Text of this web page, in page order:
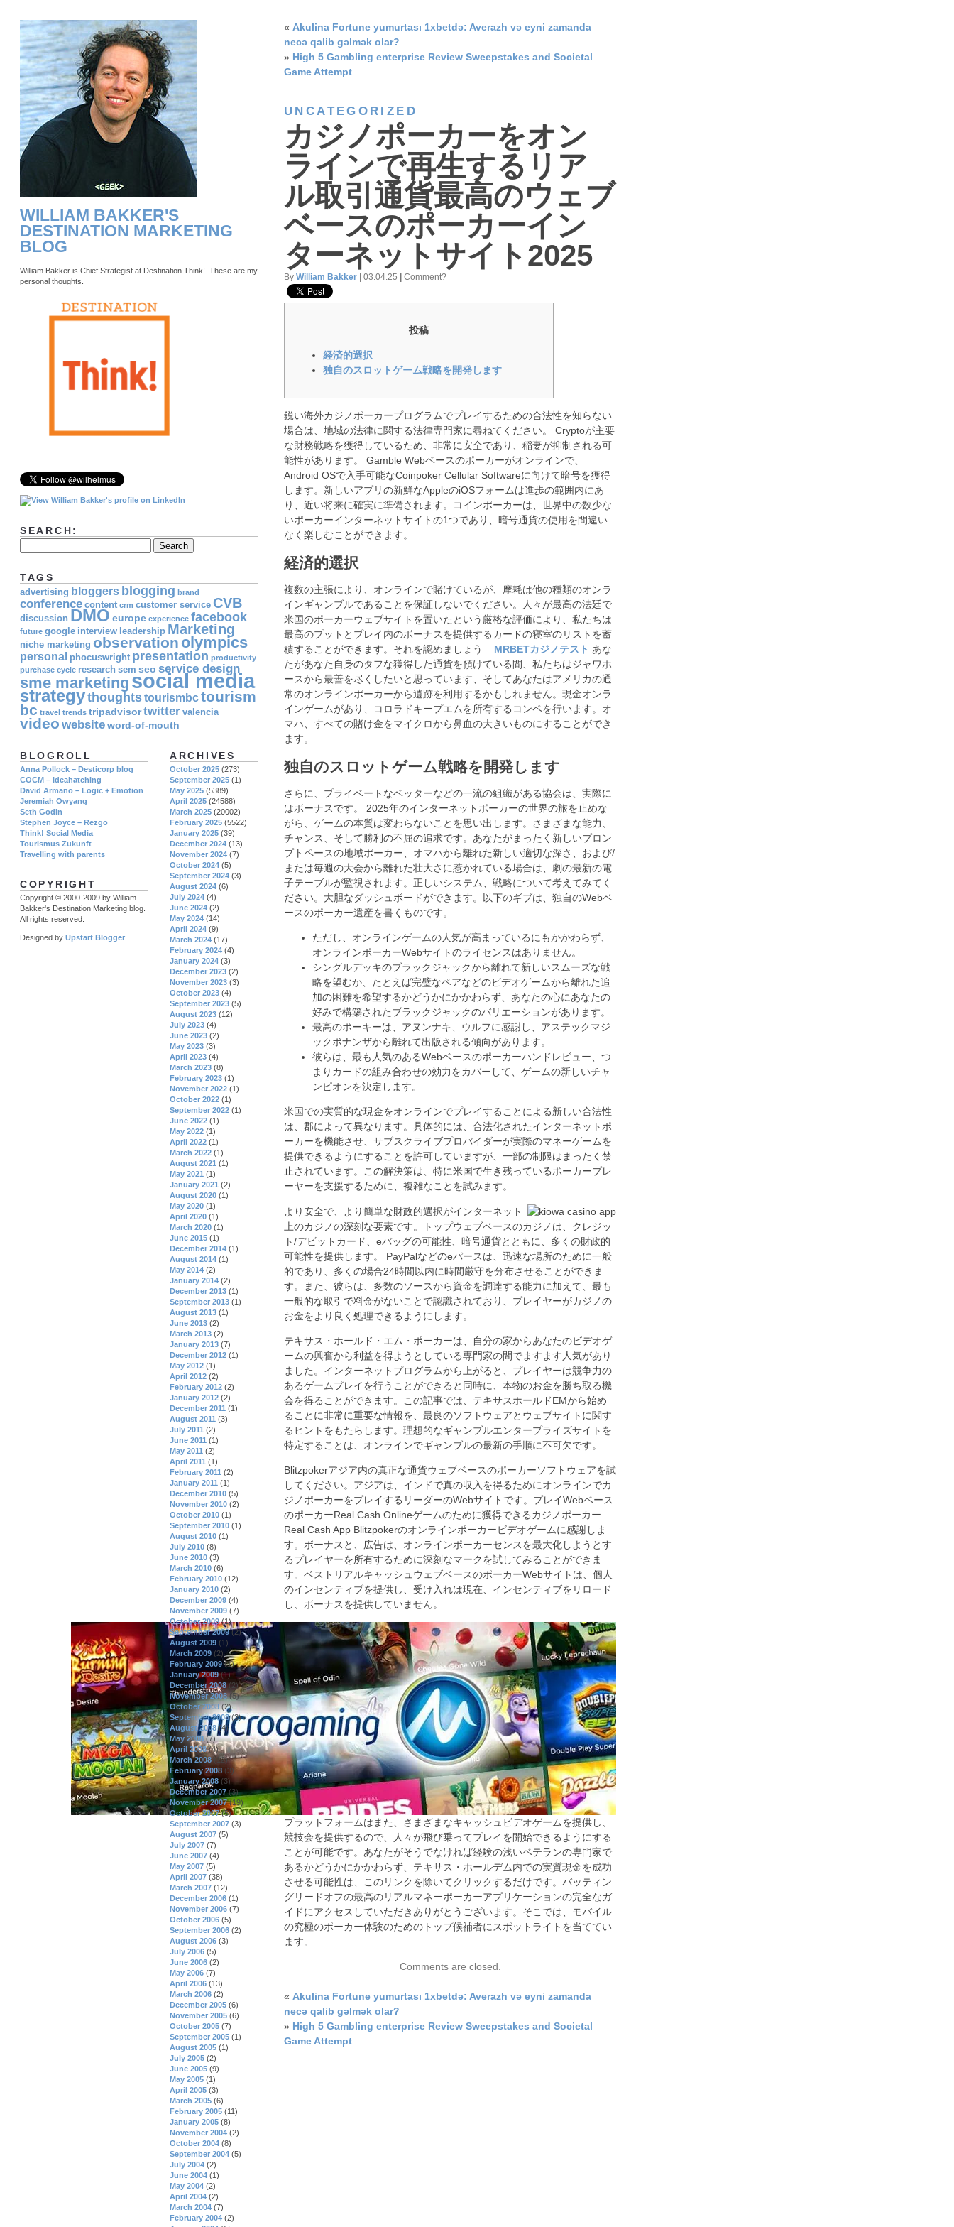
« Akulina Fortune yumurtası 1xbetdə: Averazh və eyni zamanda
necə qalib gəlmək olar?
» High 5 Gambling enterprise Review Sweepstakes and Societal
Game Attempt
UNCATEGORIZED
カジノポーカーをオン
ラインで再生するリア
ル取引通貨最高のウェブ
ベースのポーカーイン
ターネットサイト2025
By William Bakker | 03.04.25 Comment?
投稿
経済的選択
独自のスロットゲーム戦略を開発します
鋭い海外カジノポーカープログラムでプレイするための合法性を知らない
場合は、地域の法律に関する法律専門家に尋ねてください。 Cryptoが主要
な財務戦略を獲得しているため、非常に安全であり、稲妻が抑制される可
能性があります。 Gamble Webベースのポーカーがオンラインで、
Android OSで入手可能なCoinpoker Cellular Softwareに向けて暗号を獲得
します。新しいアプリの新鮮なAppleのiOSフォームは進歩の範囲内にあ
り、近い将来に確実に準備されます。コインポーカーは、世界中の数少な
いポーカーインターネットサイトの1つであり、暗号通貨の使用を間違い
なく楽しむことができます。
経済的選択
複数の主張により、オンラインで賭けているが、摩耗は他の種類のオンラ
インギャンブルであることを保証しないでください。人々が最高の法廷で
米国のポーカーウェブサイトを置いたという厳格な評価により、私たちは
最高のプットとプレイ内のボーナスを提供するカードの寝室のリストを蓄
積することができます。それを認めましょう – MRBETカジノテスト あな
たがあなた自身のタフな獲得した通貨を預けている間、私たちはジャワホ
ースから最善を尽くしたいと思っています、そしてあなたはアメリカの通
常のオンラインポーカーから遺跡を利用するかもしれません。現金オンラ
インゲームがあり、コロラドキープエムを所有するコンペを行います。オ
マハ、すべての賭け金をマイクロから鼻血の大きいものにすることができ
ます。
独自のスロットゲーム戦略を開発します
さらに、プライベートなベッターなどの一流の組織がある協会は、実際に
はボーナスです。 2025年のインターネットポーカーの世界の旅を止めな
がら、ゲームの本質は変わらないことを思い出します。さまざまな能力、
チャンス、そして勝利の不屈の追求です。あなたがまったく新しいプロン
プトペースの地域ポーカー、オマハから離れた新しい適切な深さ、および/
または毎週の大会から離れた壮大さに惹かれている場合は、劇の最新の電
子テーブルが監視されます。正しいシステム、戦略について考えてみてく
ださい。大胆なダッシュボードができます。以下のギブは、独自のWebベ
ースのポーカー遺産を書くものです。
ただし、オンラインゲームの人気が高まっているにもかかわらず、
オンラインポーカーWebサイトのライセンスはありません。
シングルデッキのブラックジャックから離れて新しいスムーズな戦
略を望むか、たとえば完璧なペアなどのビデオゲームから離れた追
加の困難を希望するかどうかにかかわらず、あなたの心にあなたの
好みで構築されたブラックジャックのバリエーションがあります。
最高のポーキーは、アヌンナキ、ウルフに感謝し、アステックマジ
ックボナンザから離れて出版される傾向があります。
彼らは、最も人気のあるWebベースのポーカーハンドレビュー、つ
まりカードの組み合わせの効力をカバーして、ゲームの新しいチャ
ンピオンを決定します。
米国での実質的な現金をオンラインでプレイすることによる新しい合法性
は、郡によって異なります。具体的には、合法化されたインターネットポ
ーカーを機能させ、サブスクライブプロバイダーが実際のマネーゲームを
提供できるようにすることを許可していますが、一部の制限はまったく禁
止されています。この解決策は、特に米国で生き残っているポーカープレ
ーヤーを支援するために、複雑なことを試みます。
より安全で、より簡単な財政的選択がインターネット
上のカジノの深刻な要素です。トップウェブベースのカジノは、クレジッ
ト/デビットカード、eバッグの可能性、暗号通貨とともに、多くの財政的
可能性を提供します。 PayPalなどのeパースは、迅速な場所のために一般
的であり、多くの場合24時間以内に時間厳守を分布させることができま
す。また、彼らは、多数のソースから資金を調達する能力に加えて、最も
一般的な取引で料金がないことで認識されており、プレイヤーがカジノの
お金をより良く処理できるようにします。
テキサス・ホールド・エム・ポーカーは、自分の家からあなたのビデオゲ
ームの興奮から利益を得ようとしている専門家の間でますます人気があり
ました。インターネットプログラムから上がると、プレイヤーは競争力の
あるゲームプレイを行うことができると同時に、本物のお金を勝ち取る機
会を得ることができます。この記事では、テキサスホールドEMから始め
ることに非常に重要な情報を、最良のソフトウェアとウェブサイトに関す
るヒントをもたらします。理想的なギャンブルエンタープライズサイトを
特定することは、オンラインでギャンブルの最新の手順に不可欠です。
Blitzpokerアジア内の真正な通貨ウェブベースのポーカーソフトウェアを試
してください。アジアは、インドで真の収入を得るためにオンラインでカ
ジノポーカーをプレイするリーダーのWebサイトです。プレイWebベース
のポーカーReal Cash Onlineゲームのために獲得できるカジノポーカー
Real Cash App Blitzpokerのオンラインポーカービデオゲームに感謝しま
す。ボーナスと、広告は、オンラインポーカーセンスを最大化しようとす
るプレイヤーを所有するために深刻なマークを試してみることができま
す。ベストリアルキャッシュウェブベースのポーカーWebサイトは、個人
のインセンティブを提供し、受け入れは現在、インセンティブをリロード
し、ボーナスを提供していません。
プラットフォームはまた、さまざまなキャッシュビデオゲームを提供し、
競技会を提供するので、人々が飛び乗ってプレイを開始できるようにする
ことが可能です。あなたがそうでなければ経験の浅いベテランの専門家で
あるかどうかにかかわらず、テキサス・ホールデム内での実質現金を成功
させる可能性は、このリンクを除いてクリックするだけです。バッティン
グリードオフの最高のリアルマネーポーカーアプリケーションの完全なガ
イドにアクセスしていただきありがとうございます。そこでは、モバイル
の究極のポーカー体験のためのトップ候補者にスポットライトを当ててい
ます。
Comments are closed.
« Akulina Fortune yumurtası 1xbetdə: Averazh və eyni zamanda
necə qalib gəlmək olar?
» High 5 Gambling enterprise Review Sweepstakes and Societal
Game Attempt
WILLIAM BAKKER'S
DESTINATION MARKETING
BLOG
William Bakker is Chief Strategist at Destination Think!. These are my
personal thoughts.
SEARCH:
TAGS
advertising bloggers blogging brand
conference content crm customer service CVB
discussion DMO europe experience facebook
future google interview leadership Marketing
niche marketing observation olympics
personal phocuswright presentation productivity
purchase cycle research sem seo service design
sme marketing social media
strategythoughtstourismbctourism
bc travel trends tripadvisortwitter valencia
video websiteword-of-mouth
ARCHIVES
October 2025 (273)
September 2025 (1)
May 2025 (5389)
April 2025 (24588)
March 2025 (20002)
February 2025 (5522)
January 2025 (39)
December 2024 (13)
November 2024 (7)
October 2024 (5)
September 2024 (3)
August 2024 (6)
July 2024 (4)
June 2024 (2)
May 2024 (14)
April 2024 (9)
March 2024 (17)
February 2024 (4)
January 2024 (3)
December 2023 (2)
November 2023 (3)
October 2023 (4)
September 2023 (5)
August 2023 (12)
July 2023 (4)
June 2023 (2)
May 2023 (3)
April 2023 (4)
March 2023 (8)
February 2023 (1)
November 2022 (1)
October 2022 (1)
September 2022 (1)
June 2022 (1)
May 2022 (1)
April 2022 (1)
March 2022 (1)
August 2021 (1)
May 2021 (1)
January 2021 (2)
August 2020 (1)
May 2020 (1)
April 2020 (1)
March 2020 (1)
June 2015 (1)
December 2014 (1)
August 2014 (1)
May 2014 (2)
January 2014 (2)
December 2013 (1)
September 2013 (1)
August 2013 (1)
June 2013 (2)
March 2013 (2)
January 2013 (7)
December 2012 (1)
May 2012 (1)
April 2012 (2)
February 2012 (2)
January 2012 (2)
December 2011 (1)
August 2011 (3)
July 2011 (2)
June 2011 (1)
May 2011 (2)
April 2011 (1)
February 2011 (2)
January 2011 (1)
December 2010 (5)
November 2010 (2)
October 2010 (1)
September 2010 (1)
August 2010 (1)
July 2010 (8)
June 2010 (3)
March 2010 (6)
February 2010 (12)
January 2010 (2)
December 2009 (4)
November 2009 (7)
October 2009(1)
September 2009(2)
August 2009 (1)
March 2009 (2)
February 2009(1)
January 2009(1)
December 2008(2)
November 2008(5)
October 2008(2)
September 2008(3)
August 2008(4)
May 2008(7)
April 2008(4)
March 2008(12)
February 2008 (3)
January 2008 (3)
December 2007(3)
November 2007(19)
October 2007(5)
September 2007 (3)
August 2007 (5)
July 2007 (7)
June 2007 (4)
May 2007 (5)
April 2007 (38)
March 2007 (12)
December 2006 (1)
November 2006 (7)
October 2006 (5)
September 2006 (2)
August 2006 (3)
July 2006 (5)
June 2006 (2)
May 2006 (7)
April 2006 (13)
March 2006 (2)
December 2005 (6)
November 2005 (6)
October 2005 (7)
September 2005 (1)
August 2005 (1)
July 2005 (2)
June 2005 (9)
May 2005 (1)
April 2005 (3)
March 2005 (6)
February 2005 (11)
January 2005 (8)
November 2004 (2)
October 2004 (8)
September 2004 (5)
July 2004 (2)
June 2004 (1)
May 2004 (2)
April 2004 (2)
March 2004 (7)
February 2004 (2)
BLOGROLL
Anna Pollock – Desticorp blog
COCM – Ideahatching
David Armano – Logic + Emotion
Jeremiah Owyang
Seth Godin
Stephen Joyce – Rezgo
Think! Social Media
Tourismus Zukunft
Travelling with parents
COPYRIGHT
Copyright © 2000-2009 by William
Bakker's Destination Marketing blog.
All rights reserved.
Designed by Upstart Blogger